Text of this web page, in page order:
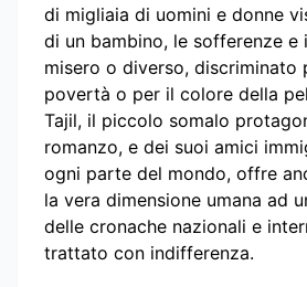
di migliaia di uomini e donne
di un bambino, le sofferenze e
misero o diverso, discriminato
povertà o per il colore della
Tajil, il piccolo somalo
romanzo, e dei suoi amici
ogni parte del mondo, offre
la vera dimensione umana ad
delle cronache nazionali e
trattato con indifferenza.